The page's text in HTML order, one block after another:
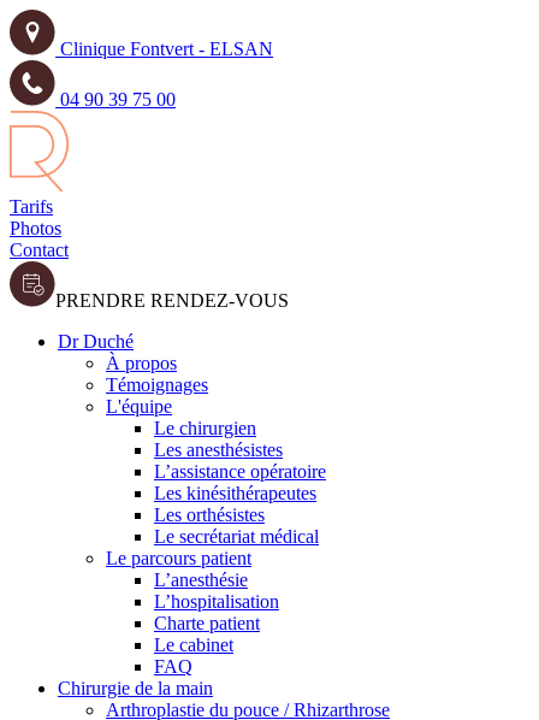
Clinique Fontvert - ELSAN
04 90 39 75 00
Tarifs
Photos
Contact
PRENDRE RENDEZ-VOUS
Dr Duché
À propos
Témoignages
L'équipe
Le chirurgien
Les anesthésistes
L’assistance opératoire
Les kinésithérapeutes
Les orthésistes
Le secrétariat médical
Le parcours patient
L’anesthésie
L’hospitalisation
Charte patient
Le cabinet
FAQ
Chirurgie de la main
Arthroplastie du pouce / Rhizarthrose